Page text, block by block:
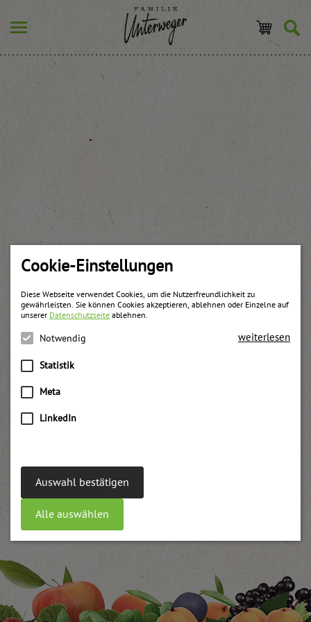
Cookie-Einstellungen
Diese Webseite verwendet Cookies, um die Nutzerfreundlichkeit zu
gewährleisten. Sie können Cookies akzeptieren, ablehnen oder Einzelne auf
unserer Datenschutzseite ablehnen.
Notwendig
Statistik
Meta
LinkedIn
weiterlesen
Auswahl bestätigen
Alle auswählen